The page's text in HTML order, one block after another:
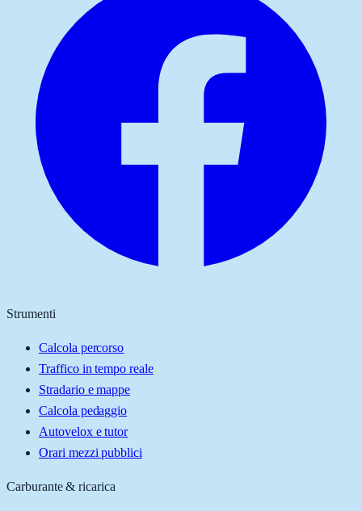
Strumenti
Calcola percorso
Traffico in tempo reale
Stradario e mappe
Calcola pedaggio
Autovelox e tutor
Orari mezzi pubblici
Carburante & ricarica